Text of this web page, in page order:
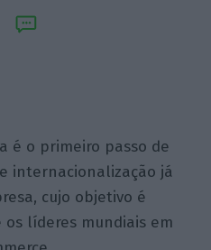
é o primeiro passo de
internacionalização já
cujo objetivo é
os líderes mundiais em